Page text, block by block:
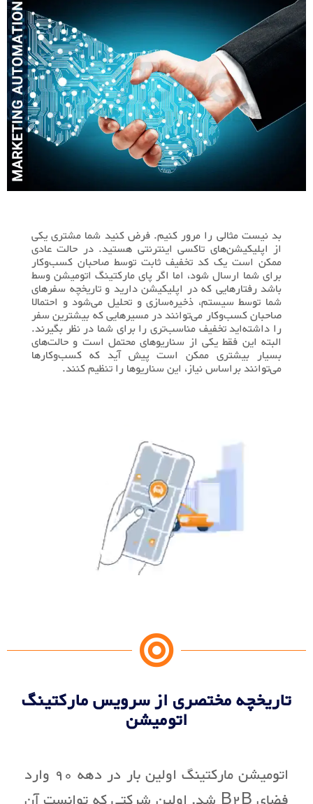
بد نیست مثالی را مرور کنیم. فرض کنید شما مشتری یکی
از اپلیکیشن‌های تاکسی اینترنتی هستید. در حالت عادی
ممکن است یک کد تخفیف ثابت توسط صاحبان کسب‌وکار
برای شما ارسال شود، اما اگر پای مارکتینگ اتومیشن وسط
باشد رفتارهایی که در اپلیکیشن دارید و تاریخچه سفرهای
شما توسط سیستم، ذخیره‌سازی و تحلیل می‌شود و احتمالا
صاحبان کسب‌وکار می‌توانند در مسیرهایی که بیشترین سفر
را داشته‌اید تخفیف مناسب‌تری را برای شما در نظر بگیرند.
البته این فقط یکی از سناریوهای محتمل است و حالت‌های
بسیار بیشتری ممکن است پیش آید که کسب‌وکارها
می‌توانند براساس نیاز، این سناریوها را تنظیم کنند.
تاریخچه مختصری از سرویس مارکتینگ
اتومیشن
اتومیشن مارکتینگ اولین بار در دهه 90 وارد